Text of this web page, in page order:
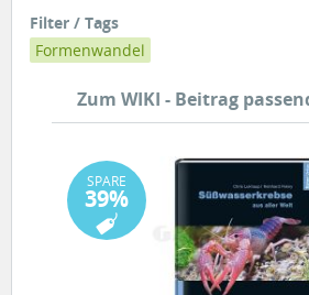
Filter / Tags
Formenwandel
Zum WIKI - Beitrag
SPARE
39%